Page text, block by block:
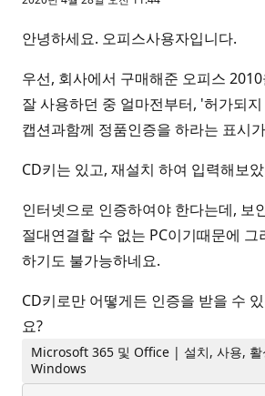
안녕하세요. 오피스사용자입니다.
우선, 회사에서 구매해준 오피스
잘 사용하던 중 얼마전부터, '허가되
캡션과함께 정품인증을 하라는 표시
CD키는 있고, 재설치 하여 입력해보
인터넷으로 인증하여야 한다는데, 보
절대연결할 수 없는 PC이기때문에
하기도 불가능하네요.
CD키로만 어떻게든 인증을 받을 수
요?
Microsoft 365 및 Office | 설치, 사용,
Windows